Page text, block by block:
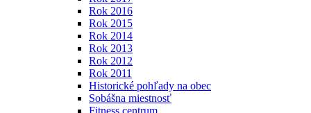
Rok 2016
Rok 2015
Rok 2014
Rok 2013
Rok 2012
Rok 2011
Historické pohľady na obec
Sobášna miestnosť